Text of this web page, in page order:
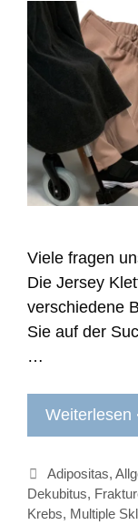
Viele fragen
Die Jersey
verschiedene
Sie auf der
…
Weiterlesen
Kategorien
Adipositas,
Dekubitus,
Krebs, Multiple